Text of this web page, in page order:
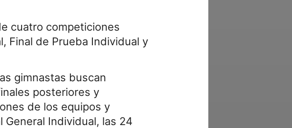
cuatro competiciones
Final de Prueba Individual y
gimnastas buscan
posteriores y
de los equipos y
General Individual, las 24